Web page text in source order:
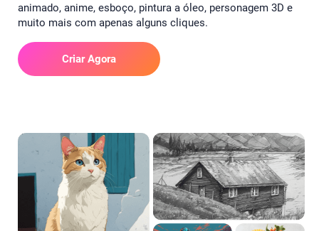
animado, anime, esboço, pintura a óleo, personagem 3D e
muito mais com apenas alguns cliques.
Criar Agora